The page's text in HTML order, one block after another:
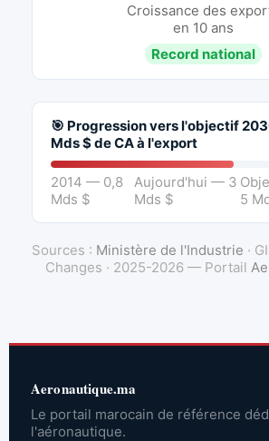
Croissance des
en 10 ans
Record national
🎯 Progression vers l'objectif
Mds $ de CA à l'export
2014 — 0,8
Mds $
Aujourd'hui — 3
Mds $
5
Sources : Ministère de l'Industrie ·
Changes · 2025-2026 — Portail
Aeronautique.ma
Le portail marocain de référence
l'aéronautique.